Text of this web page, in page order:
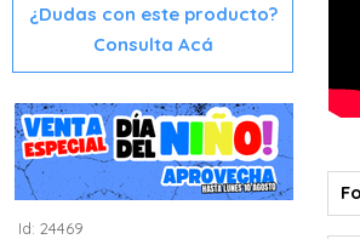
¿Dudas con este producto?
Consulta Acá
Id: 24469